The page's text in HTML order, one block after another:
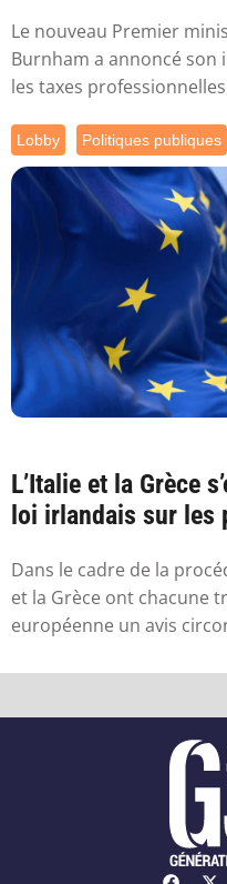
Le nouveau Premier
Burnham a annoncé son
les taxes
Lobby Politiques publiques
L’Italie et la Grèce
loi irlandais sur les
Dans le cadre de la
et la Grèce ont chacune
européenne un avis